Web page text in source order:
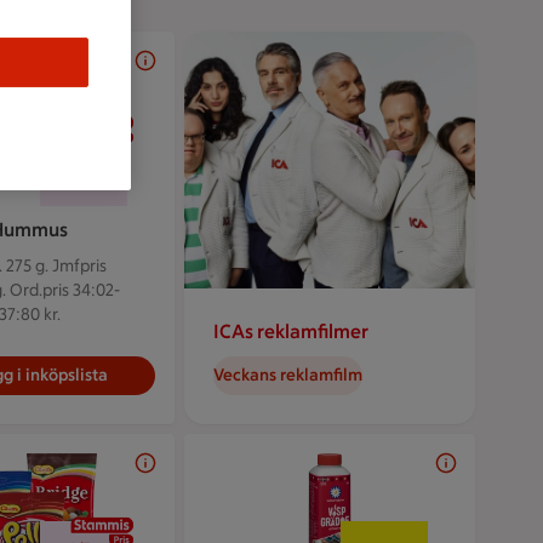
275 g. Jmfpris
Ord.pris 34:02-
37:80 kr.
25 kr/st
i inköpslista
ICAs reklamfilmer
Veckans reklamfilm
2 för 36 kr